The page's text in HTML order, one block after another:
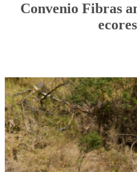
Convenio Fibras